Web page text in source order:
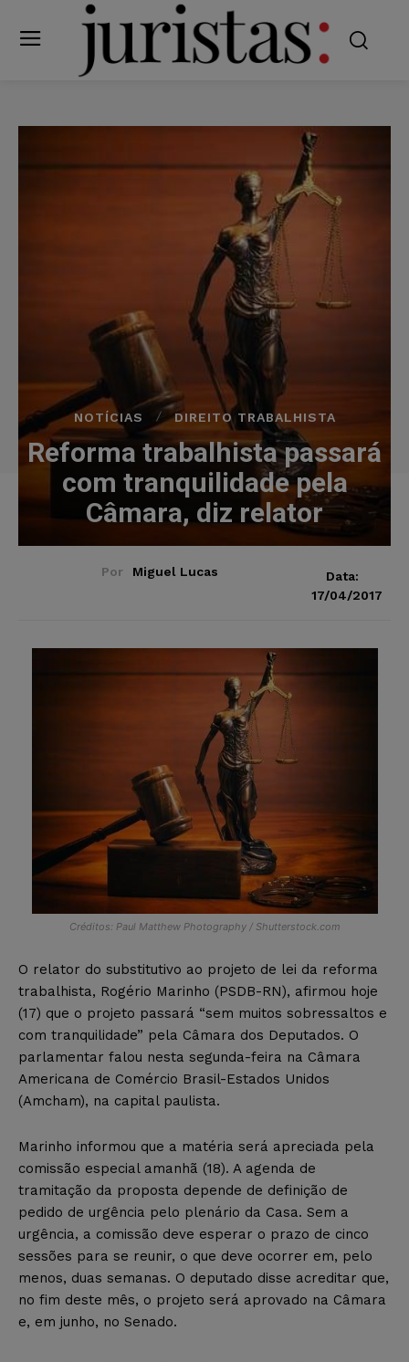
NOTÍCIAS DIREITO TRABALHISTA
Reforma trabalhista passará
com tranquilidade pela
Câmara, diz relator
Por Miguel Lucas
Data:
17/04/2017
Créditos: Paul Matthew Photography / Shutterstock.com
O relator do substitutivo ao projeto de lei da reforma
trabalhista, Rogério Marinho (PSDB-RN), afirmou hoje
(17) que o projeto passará “sem muitos sobressaltos e
com tranquilidade” pela Câmara dos Deputados. O
parlamentar falou nesta segunda-feira na Câmara
Americana de Comércio Brasil-Estados Unidos
(Amcham), na capital paulista.
Marinho informou que a matéria será apreciada pela
comissão especial amanhã (18). A agenda de
tramitação da proposta depende de definição de
pedido de urgência pelo plenário da Casa. Sem a
urgência, a comissão deve esperar o prazo de cinco
sessões para se reunir, o que deve ocorrer em, pelo
menos, duas semanas. O deputado disse acreditar que,
no fim deste mês, o projeto será aprovado na Câmara
e, em junho, no Senado.